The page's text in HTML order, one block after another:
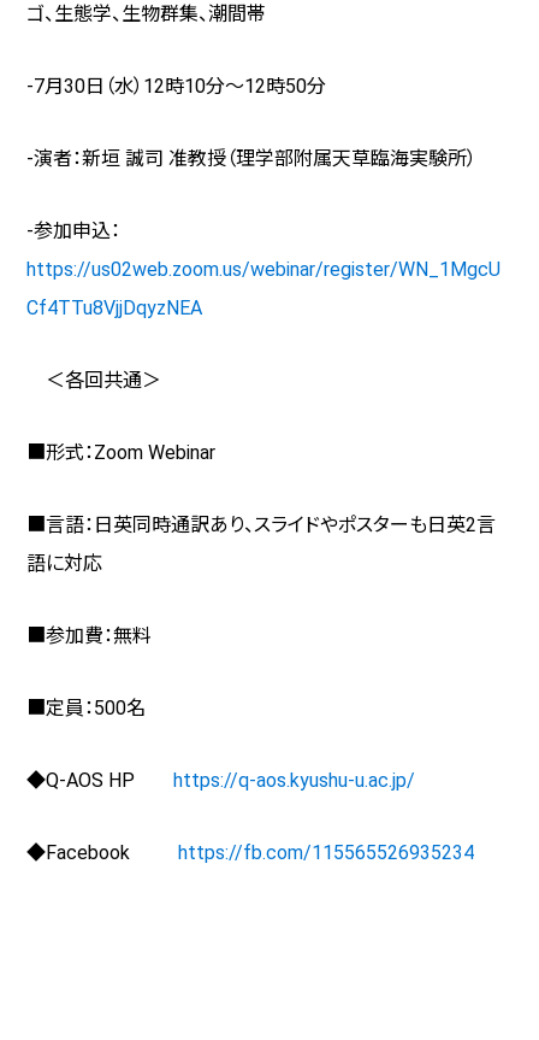
ゴ、生態学、生物群集、潮間帯
-7月30日（水）12時10分～12時50分
-演者：新垣 誠司 准教授（理学部附属天草臨海実験所）
-参加申込：
https://us02web.zoom.us/webinar/register/WN_1MgcU
Cf4TTu8VjjDqyzNEA
＜各回共通＞
■形式：Zoom Webinar
■言語：日英同時通訳あり、スライドやポスターも日英2言
語に対応
■参加費：無料
■定員：500名
◆Q-AOS HPhttps://q-aos.kyushu-u.ac.jp/
◆Facebookhttps://fb.com/115565526935234